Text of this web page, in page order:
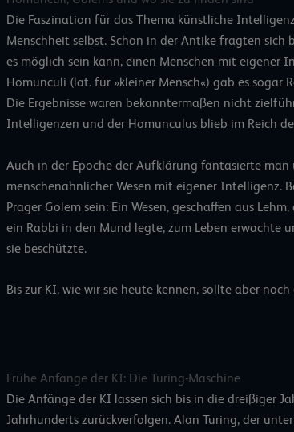
Die Faszination für das Thema künstliche
Menschheit selbst. Schon in der Antike fragten sich
es möglich sein kann, einen Menschen mit eigener
Homunculi (lat. für »kleiner Mensch«) gab es sogar
Die Ergebnisse waren bekanntermaßen nicht
Intelligenzen und der Homunculus blieb im Reich
Auch in der Epoche der Aufklärung fantasierte man
menschenähnlicher Wesen mit eigener Intelligenz.
Prager Golem sein: Ein Wesen, geschaffen aus
ein Rabbi in den Mund legte, zum Leben erwachte
sie beschützte.
Bis zur KI, wie wir sie heute kennen, sollte aber
Frühe Anfänge der KI: Die Turing-Maschine
Die Anfänge der KI lassen sich bis in die dreißiger
Jahrhunderts zurückverfolgen. Alan Turing, der